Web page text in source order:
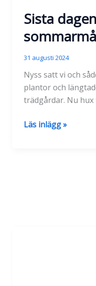
Sista
31 augusti 2024
Nyss satt vi och
plantor och
trädgårdar. Nu
Sista
Läs inlägg »